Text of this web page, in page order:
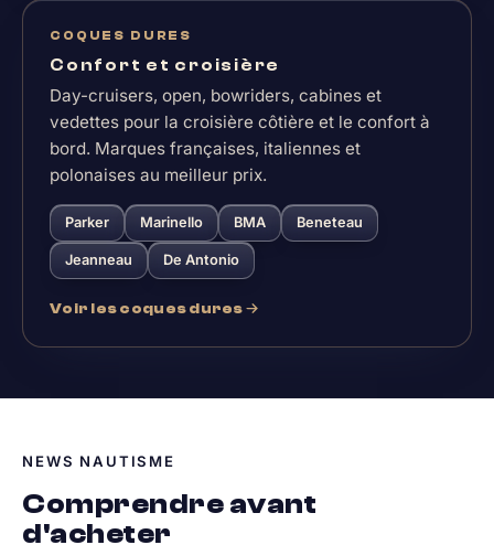
COQUES DURES
Confort et croisière
Day-cruisers, open, bowriders, cabines et
vedettes pour la croisière côtière et le confort à
bord. Marques françaises, italiennes et
polonaises au meilleur prix.
Parker Marinello BMA Beneteau
Jeanneau De Antonio
Voir les coques dures
NEWS NAUTISME
Comprendre avant
d'acheter